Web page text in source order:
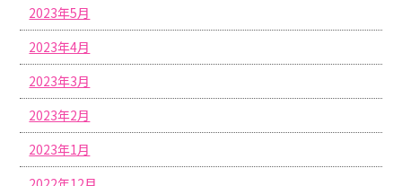
2023年5月
2023年4月
2023年3月
2023年2月
2023年1月